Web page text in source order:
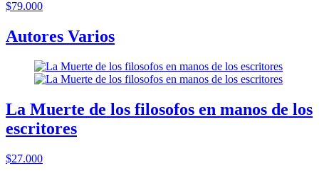
$79.000
Autores Varios
La Muerte de los filosofos en manos de los
escritores
$27.000